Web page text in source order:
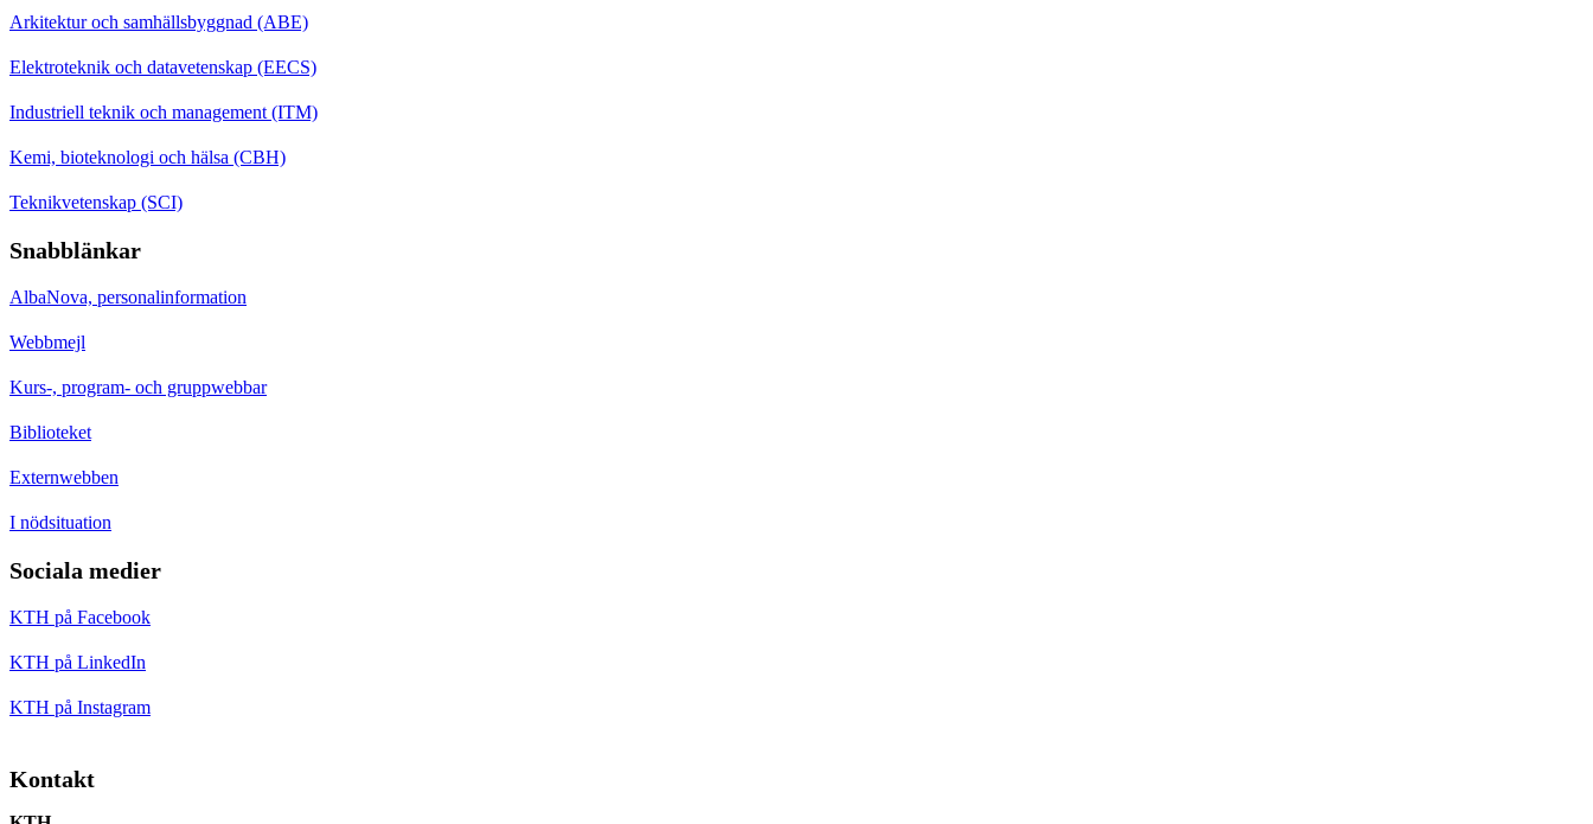
Arkitektur och samhällsbyggnad (ABE)
Elektroteknik och datavetenskap (EECS)
Industriell teknik och management (ITM)
Kemi, bioteknologi och hälsa (CBH)
Teknikvetenskap (SCI)
Snabblänkar
AlbaNova, personalinformation
Webbmejl
Kurs-, program- och gruppwebbar
Biblioteket
Externwebben
I nödsituation
Sociala medier
KTH på Facebook
KTH på LinkedIn
KTH på Instagram
Kontakt